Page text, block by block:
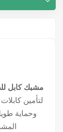
مشبك كابل
لتأمين
وحماية